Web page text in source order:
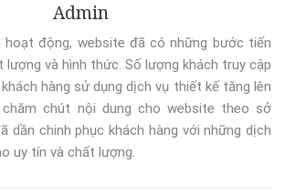
Admin
động, website đã có những bước tiến
lượng và hình thức. Số lượng khách truy cập
hàng sử dụng dịch vụ thiết kế tăng lên
chút nội dung cho website theo sở
dần chinh phục khách hàng với những dịch
uy tín và chất lượng.